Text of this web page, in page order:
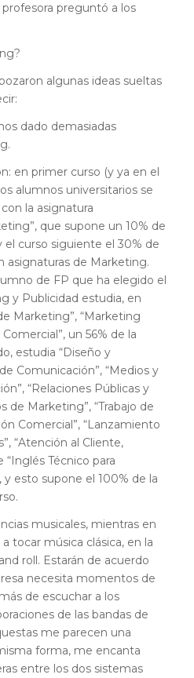
profesora preguntó a los
algunas ideas sueltas
dado demasiadas
en primer curso (y ya en el
alumnos universitarios se
la asignatura
que supone un 10% de
el curso siguiente el 30% de
asignaturas de Marketing.
de FP que ha elegido el
y Publicidad estudia, en
Marketing”, “Marketing
un 56% de la
estudia “Diseño y
Comunicación”, “Medios y
“Relaciones Públicas y
de Marketing”, “Trabajo de
Comercial”, “Lanzamiento
“Atención al Cliente,
“Inglés Técnico para
esto supone el 100% de la
musicales, mientras en
tocar música clásica, en la
roll. Estarán de acuerdo
necesita momentos de
de escuchar a los
de las bandas de
me parecen una
forma, me encanta
entre los dos sistemas